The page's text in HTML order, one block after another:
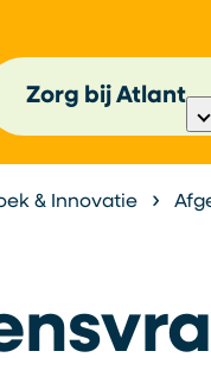
Zorg bij Atlant
& Innovatie